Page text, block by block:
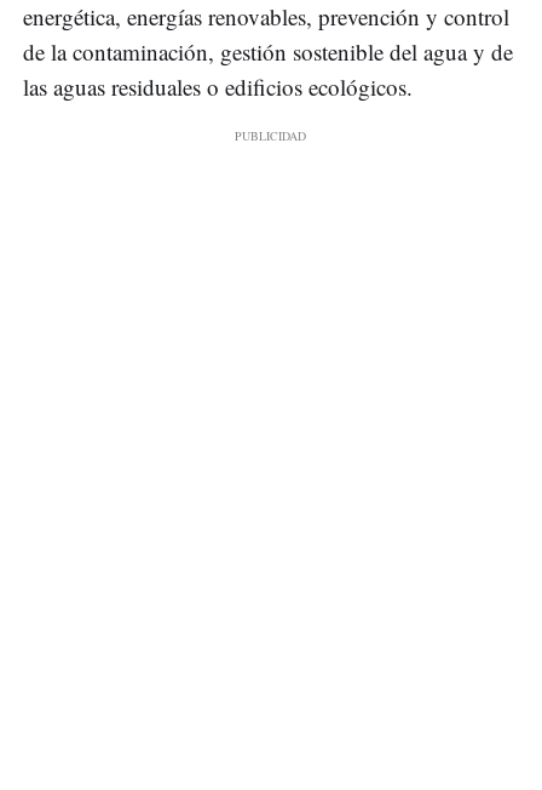
energética, energías renovables, prevención y control
de la contaminación, gestión sostenible del agua y de
las aguas residuales o edificios ecológicos.